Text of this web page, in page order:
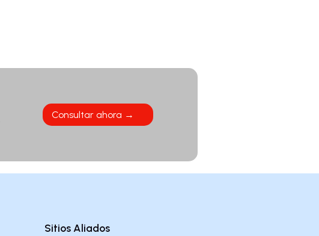
Consultar ahora →
Sitios Aliados